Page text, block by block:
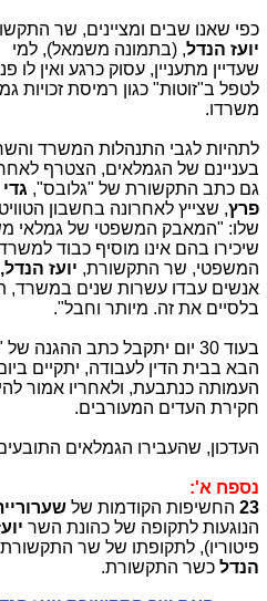
כפי שאנו שבים ומציינים, שר
יועז הנדל, (בתמונה משמאל), למי
שעדיין מתעניין, עסוק כרגע ואין לו
לטפל ב"זוטות" כגון רמיסת זכויות
משרדו.
לתהיות לגבי התנהלות המשרד
בעניינם של הגמלאים, הצטרף
גם כתב התקשורת של "גלובס", גדי
פרץ, שצייץ לאחרונה בחשבון
שלו: "המאבק המשפטי של גמלאי
שיכירו בהם אינו מוסיף כבוד
המשפטי, שר התקשורת, יועז הנדל,
אנשים עבדו עשרות שנים במשרד,
בלסיים את זה. מיותר וחבל".
בעוד 30 יום יתקבל כתב
העמותה כנתבעת, ולאחריו אמור
חקירת העדים המעורבים.
העדכון, שהעבירו הגמלאים
נספח א':
23 החשיפות הקודמות של
הנוגעות לתקופה של כהונת השר
פיטוריו), לתקופתו של שר התקשורת
הנדל כשר התקשורת.